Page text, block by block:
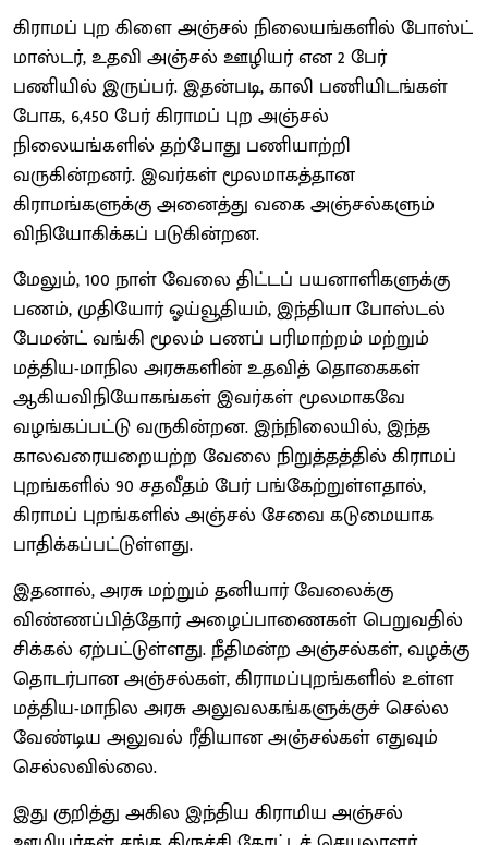
கிராமப் புற கிளை அஞ்சல் நிலையங்களில் போஸ்ட்
மாஸ்டர், உதவி அஞ்சல் ஊழியர் என 2 பேர்
பணியில் இருப்பர். இதன்படி, காலி பணியிடங்கள்
போக, 6,450 பேர் கிராமப் புற அஞ்சல்
நிலையங்களில் தற்போது பணியாற்றி
வருகின்றனர். இவர்கள் மூலமாகத்தான
கிராமங்களுக்கு அனைத்து வகை அஞ்சல்களும்
விநியோகிக்கப் படுகின்றன.
மேலும், 100 நாள் வேலை திட்டப் பயனாளிகளுக்கு
பணம், முதியோர் ஓய்வூதியம், இந்தியா போஸ்டல்
பேமன்ட் வங்கி மூலம் பணப் பரிமாற்றம் மற்றும்
மத்திய-மாநில அரசுகளின் உதவித் தொகைகள்
ஆகியவிநியோகங்கள் இவர்கள் மூலமாகவே
வழங்கப்பட்டு வருகின்றன. இந்நிலையில், இந்த
காலவரையறையற்ற வேலை நிறுத்தத்தில் கிராமப்
புறங்களில் 90 சதவீதம் பேர் பங்கேற்றுள்ளதால்,
கிராமப் புறங்களில் அஞ்சல் சேவை கடுமையாக
பாதிக்கப்பட்டுள்ளது.
இதனால், அரசு மற்றும் தனியார் வேலைக்கு
விண்ணப்பித்தோர் அழைப்பாணைகள் பெறுவதில்
சிக்கல் ஏற்பட்டுள்ளது. நீதிமன்ற அஞ்சல்கள், வழக்கு
தொடர்பான அஞ்சல்கள், கிராமப்புறங்களில் உள்ள
மத்திய-மாநில அரசு அலுவலகங்களுக்குச் செல்ல
வேண்டிய அலுவல் ரீதியான அஞ்சல்கள் எதுவும்
செல்லவில்லை.
இது குறித்து அகில இந்திய கிராமிய அஞ்சல்